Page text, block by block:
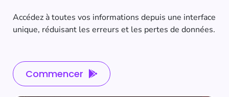
Accédez à toutes vos informations depuis une interface
unique, réduisant les erreurs et les pertes de données.
Commencer